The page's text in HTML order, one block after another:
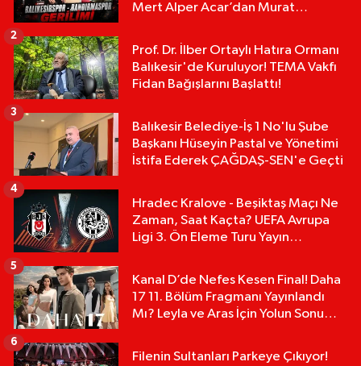
Mert Alper Acar’dan Murat
Prof. Dr. İlber Ortaylı Hatıra Ormanı
Balıkesir'de Kuruluyor! TEMA Vakfı
Fidan Bağışlarını Başlattı!
2
Balıkesir Belediye-İş 1 No'lu Şube
Başkanı Hüseyin Pastal ve Yönetimi
İstifa Ederek ÇAĞDAŞ-SEN'e Geçti
3
Hradec Kralove - Beşiktaş Maçı Ne
Zaman, Saat Kaçta? UEFA Avrupa
Ligi 3. Ön Eleme Turu Yayın
4
Kanal D’de Nefes Kesen Final! Daha
17 11. Bölüm Fragmanı Yayınlandı
Mı? Leyla ve Aras İçin Yolun Sonu
5
Filenin Sultanları Parkeye Çıkıyor!
6